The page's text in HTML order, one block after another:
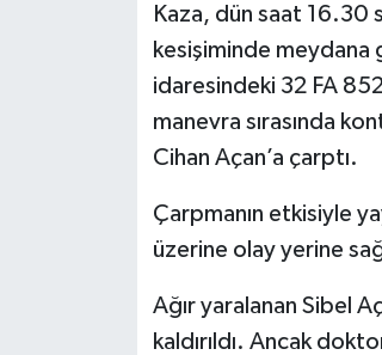
Kaza, dün saat 16.30
kesişiminde meydana
idaresindeki 32 FA
manevra sırasında
Cihan Açan’a çarptı.
Çarpmanın etkisiyle
üzerine olay yerine
Ağır yaralanan Sibel
kaldırıldı. Ancak
Teknoloji